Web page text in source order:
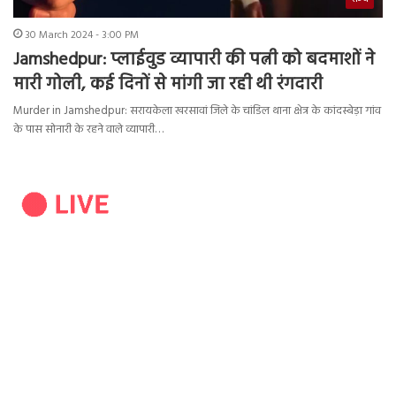
30 March 2024 - 3:00 PM
Jamshedpur: प्लाईवुड व्यापारी की पत्नी को बदमाशों ने
मारी गोली, कई दिनों से मांगी जा रही थी रंगदारी
Murder in Jamshedpur: सरायकेला खरसावां जिले के चांडिल थाना क्षेत्र के कांदस्बेड़ा गांव
के पास सोनारी के रहने वाले व्यापारी…